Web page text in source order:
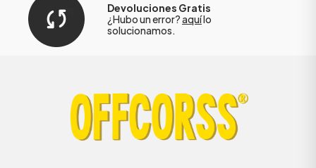
Devoluciones Gratis
¿Hubo un error?aquílo
solucionamos.